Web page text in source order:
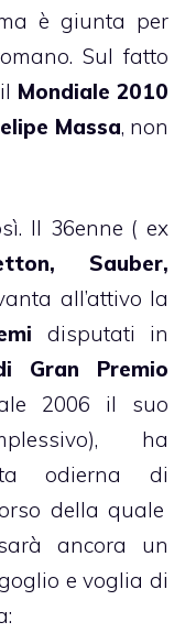
è giunta per
Sul fatto
Mondiale 2010
Massa, non
Il 36enne ( ex
Sauber,
all’attivo la
disputati in
Gran Premio
2006 il suo
ha
odierna di
della quale
ancora un
e voglia di